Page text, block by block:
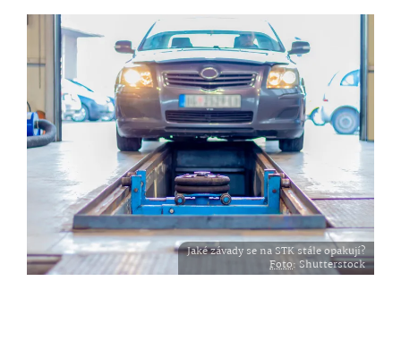
Jaké závady se na STK stále opakují?
Foto: Shutterstock